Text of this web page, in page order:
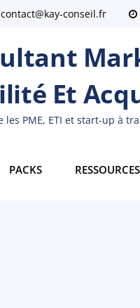
contact@kay-conseil.fr
Et
les PME, ETI et start-up à
PACKS